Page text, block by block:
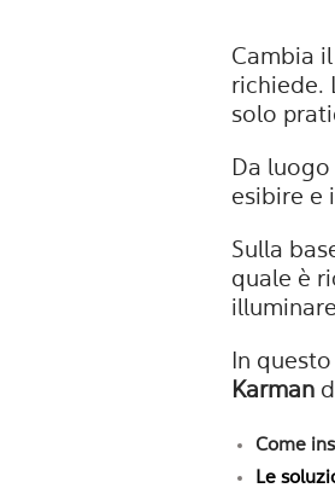
Cambia
richiede.
solo
Da
esibire e
Sulla
quale è
In
Karman
Come
Le